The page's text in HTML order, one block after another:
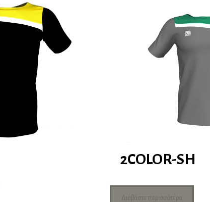
2COLOR-SH
Διαβάστε περισσότερα